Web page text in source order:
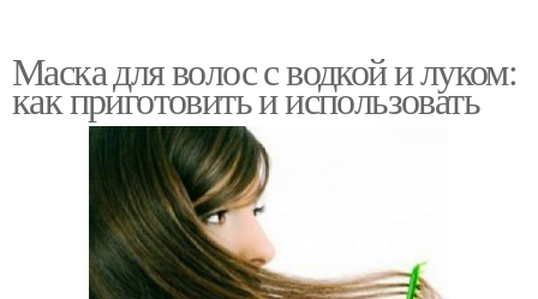
Маска для волос с водкой и луком:
как приготовить и использовать